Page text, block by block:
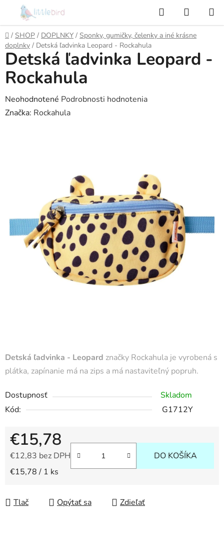
obsah
Hľadať
KOŠÍK
Domov
/ SHOP / DOPLNKY / Sponky, gumičky, čelenky a iné krásne
doplnky / Detská ľadvinka Leopard - Rockahula
Detská ľadvinka - Leopard značky Rockahula je vyrobená s
plátka, zapínanie má na zips a má nastaviteľný popruh.
Dostupnosť
Skladom
Kód:
G1712Y
€15,78
€12,83 bez DPH
Jednotková cena:
€15,78 / 1 ks
DO KOŠÍKA
Tlač Opýtať sa Zdieľať
Detská ľadvinka Leopard -
Rockahula
Priemerné
hodnotenie
Neohodnotené Podrobnosti hodnotenia
Značka: Rockahula